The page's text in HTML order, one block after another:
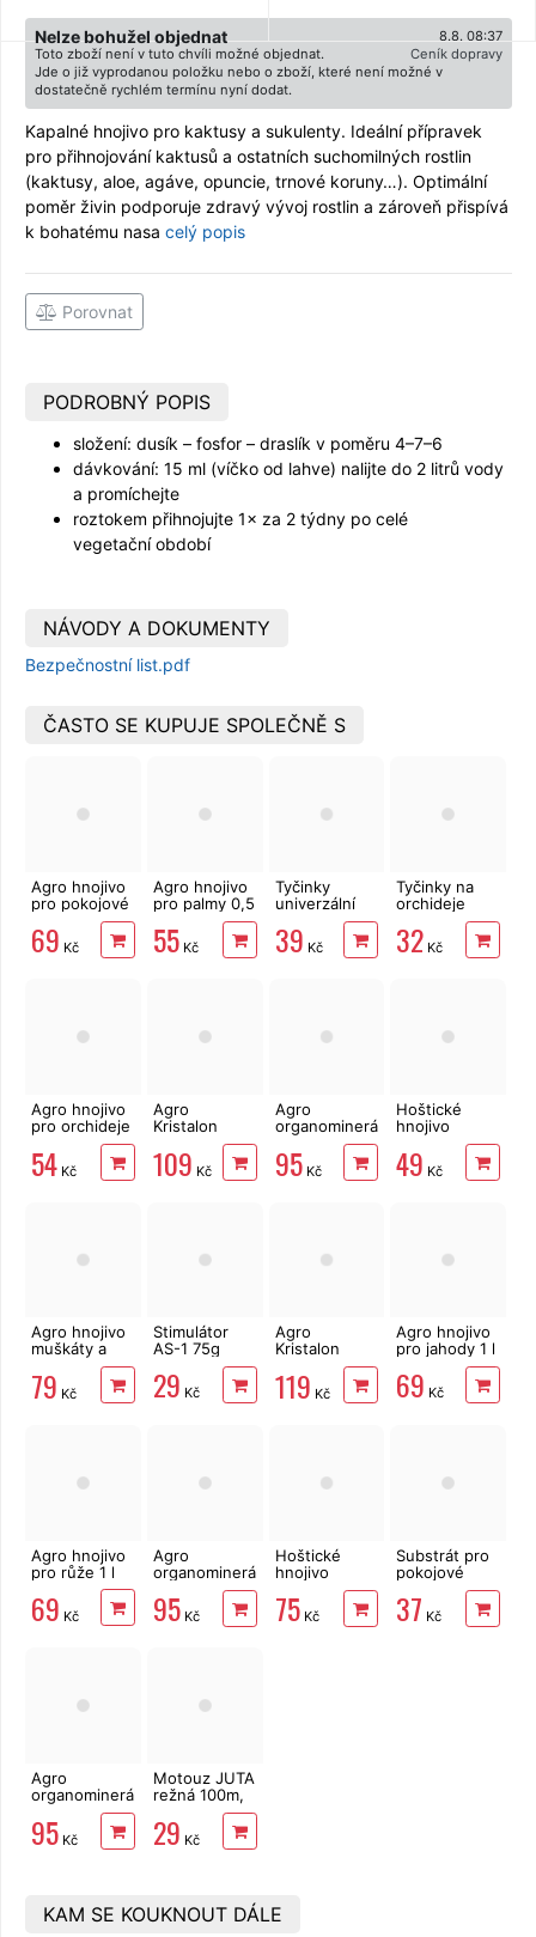
8.8. 08:37
Nelze bohužel objednat
Ceník dopravy
Toto zboží není v tuto chvíli možné objednat.
Jde o již vyprodanou položku nebo o zboží, které není možné v
dostatečně rychlém termínu nyní dodat.
Kapalné hnojivo pro kaktusy a sukulenty. Ideální přípravek
pro přihnojování kaktusů a ostatních suchomilných rostlin
(kaktusy, aloe, agáve, opuncie, trnové koruny…). Optimální
poměr živin podporuje zdravý vývoj rostlin a zároveň přispívá
k bohatému nasa celý popis
Porovnat
PODROBNÝ POPIS
složení: dusík – fosfor – draslík v poměru 4–7–6
dávkování: 15 ml (víčko od lahve) nalijte do 2 litrů vody
a promíchejte
roztokem přihnojujte 1× za 2 týdny po celé
vegetační období
NÁVODY A DOKUMENTY
Bezpečnostní list.pdf
ČASTO SE KUPUJE SPOLEČNĚ S
Agro hnojivo
pro pokojové
rostliny 1 l
69 Kč
Agro hnojivo
pro palmy 0,5
55Kč
Tyčinky
univerzální
39 Kč
Tyčinky na
orchideje
CLASIC 20ks
32 Kč
Agro hnojivo
pro orchideje
54 Kč
Agro
Kristalon
hnojivo plod
a květ 0,5 kg
109 Kč
Agro
organominerální
borůvky a
brusinky 1kg
95Kč
Hoštické
hnojivo
200ml
49 Kč
Agro hnojivo
muškáty a
balkónové
květiny 1 l
79 Kč
Stimulátor
AS-1 75g
29 Kč
Agro
Kristalon
GOLD 0,5 kg
119 Kč
Agro hnojivo
pro jahody 1 l
69 Kč
Agro hnojivo
pro růže 1 l
69 Kč
Agro
organominerální
jahody 1kg
95Kč
Hoštické
hnojivo
Papriky s
guánem
75Kč
Substrát pro
pokojové
rostliny SOL s
hnojivem 10l
37 Kč
Agro
organominerální
rajčata a
papriky 1kg
95 Kč
Motouz JUTA
režná 100m,
1,5mm, 100g
29 Kč
KAM SE KOUKNOUT DÁLE